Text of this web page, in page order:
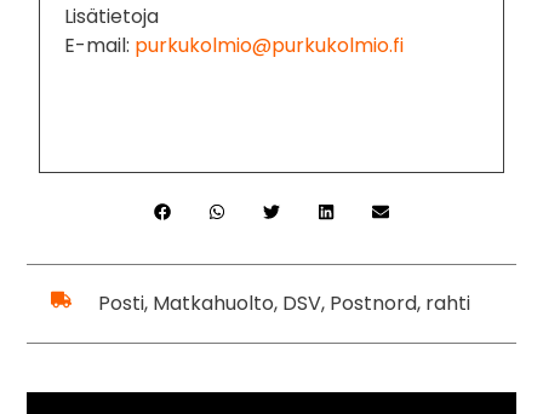
Lisätietoja
E-mail: purkukolmio@purkukolmio.fi
Posti, Matkahuolto, DSV, Postnord, rahti